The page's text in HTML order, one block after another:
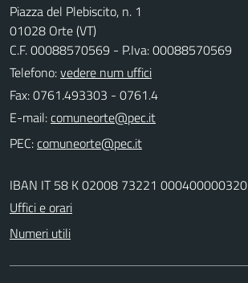
Piazza del Plebiscito, n. 1
01028 Orte (VT)
C.F. 00088570569 - P.Iva: 00088570569
Telefono:vedere num uffici
Fax: 0761.493303 - 0761.4
E-mail:
PEC:
IBAN IT 58 K 02008 73221 000400000320
Uffici e orari
Numeri utili